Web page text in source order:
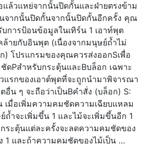
แล้วแหย่จากนั้นปิดกั้นและฝ่ายตรงข้าม
จากนั้นปิดกั้นจากนั้นปิดกั้นอีกครั้ง คุณ
บการป้อนข้อมูลในเทิร์น 1 เอาท์พุต
ล้ายกับอินพุต (เนื่องจากมนุษย์ถ้ำไม่
) โปรแกรมของคุณควรส่งออกSเพื่อ
ดPสำหรับกระตุ้นและBบล็อก เฉพาะ
แรกของเอาต์พุตที่จะถูกนำมาพิจารณา
อื่น ๆ จะถือว่าเป็นBคำสั่ง (บล็อก) S:
เมื่อเพิ่มความคมชัดความเฉียบแหลม
ถ้ำจะเพิ่มขึ้น 1 และไม้จะเพิ่มขึ้นอีก 1
ระตุ้นแต่ละครั้งจะลดความคมชัดของ
1 และถ้าความคมชัดของไม้เป็น …